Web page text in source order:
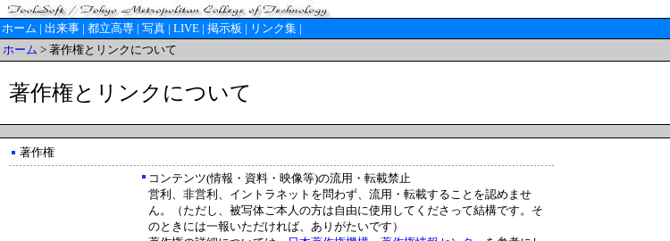
ホーム | 出来事 | 都立高専 | 写真 | LIVE | 掲示板 | リンク集 |
ホーム > 著作権とリンクについて
著作権とリンクについて
著作権
コンテンツ(情報・資料・映像等)の流用・転載禁止
営利、非営利、イントラネットを問わず、流用・転載することを認めませ
ん。（ただし、被写体ご本人の方は自由に使用してくださって結構です。そ
のときには一報いただければ、ありがたいです）